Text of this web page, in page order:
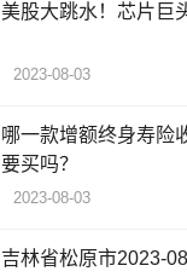
美股大跳水！芯片巨
2023-08-03
哪一款增额终身寿险
要买吗？
2023-08-03
吉林省松原市2023-